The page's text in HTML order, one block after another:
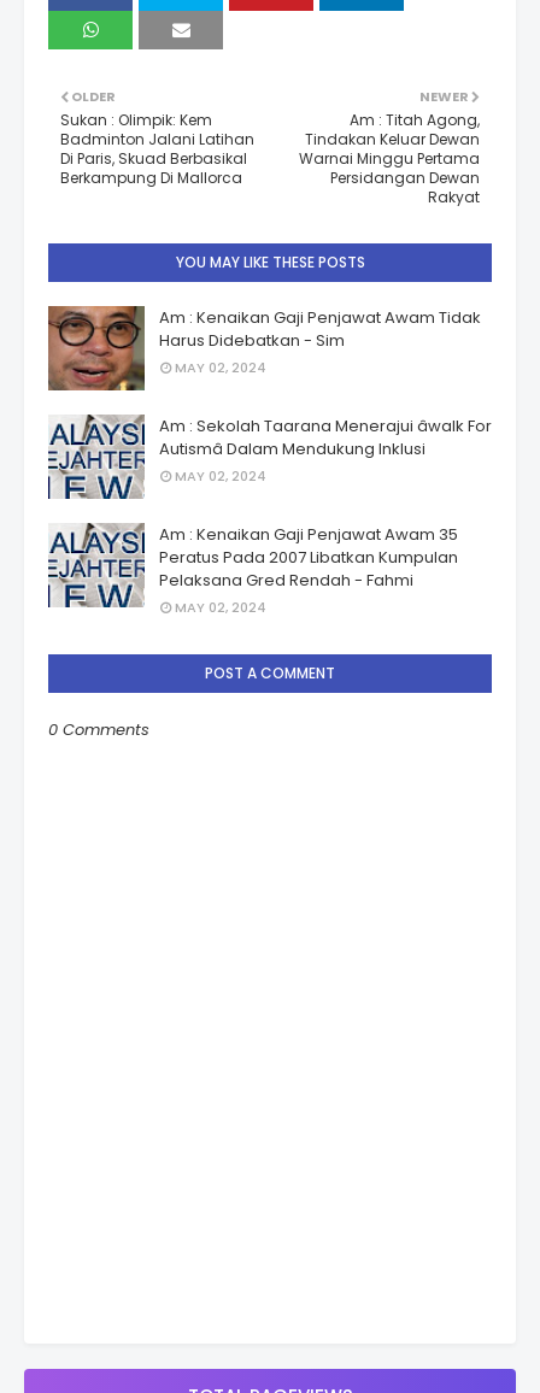
NEWER
Am : Titah Agong,
Tindakan Keluar Dewan
Warnai Minggu Pertama
Persidangan Dewan
Rakyat
OLDER
Sukan : Olimpik: Kem
Badminton Jalani Latihan
Di Paris, Skuad Berbasikal
Berkampung Di Mallorca
YOU MAY LIKE THESE POSTS
Am : Kenaikan Gaji Penjawat Awam Tidak
Harus Didebatkan - Sim
MAY 02, 2024
Am : Sekolah Taarana Menerajui âwalk For
Autismâ Dalam Mendukung Inklusi
MAY 02, 2024
Am : Kenaikan Gaji Penjawat Awam 35
Peratus Pada 2007 Libatkan Kumpulan
Pelaksana Gred Rendah - Fahmi
MAY 02, 2024
POST A COMMENT
0 Comments